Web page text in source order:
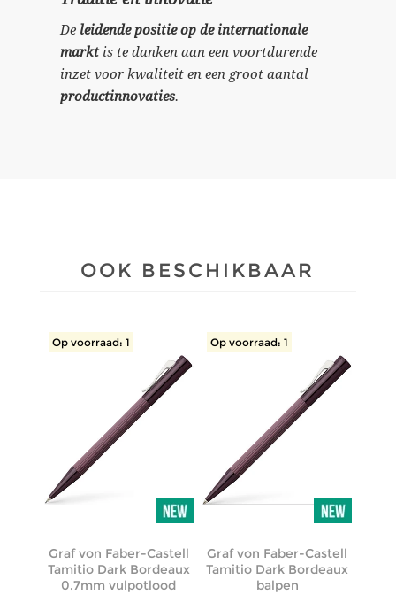
De leidende positie op de internationale
marktis te danken aan een voortdurende
inzet voor kwaliteit en een groot aantal
productinnovaties.
OOK BESCHIKBAAR
Op voorraad: 1
Graf von Faber-Castell
Tamitio Dark Bordeaux
0.7mm vulpotlood
Op voorraad: 1
Graf von Faber-Castell
Tamitio Dark Bordeaux
balpen